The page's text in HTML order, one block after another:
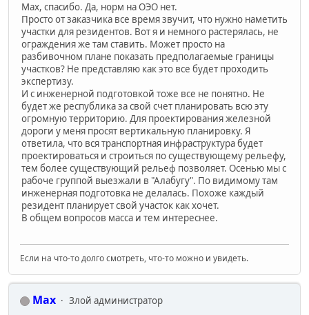
Мах, спасибо. Да, норм на ОЭО нет.
Просто от заказчика все время звучит, что нужно наметить
участки для резидентов. Вот я и немного растерялась, не
ограждения же там ставить. Может просто на
разбивочном плане показать предполагаемые границы
участков? Не представляю как это все будет проходить
экспертизу.
И с инженерной подготовкой тоже все не понятно. Не
будет же республика за свой счет планировать всю эту
огромную территорию. Для проектирования железной
дороги у меня просят вертикальную планировку. Я
ответила, что вся транспортная инфраструктура будет
проектироваться и строиться по существующему рельефу,
тем более существующий рельеф позволяет. Осенью мы с
рабоче группой выезжали в "Алабугу". По видимому там
инженерная подготовка не делалась. Похоже каждый
резидент планирует свой участок как хочет.
В общем вопросов масса и тем интереснее.
Если на что-то долго смотреть, что-то можно и увидеть.
Max
Злой администратор